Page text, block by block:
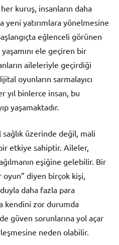
kuruş, insanların daha
yeni yatırımlara yönelmesine
eğlenceli görünen
ele geçiren bir
aileleriyle geçirdiği
oyunların sarmalayıcı
yıl binlerce insan, bu
yaşamaktadır.
üzerinde değil, mali
etkiye sahiptir. Aileler,
eşiğine gelebilir. Bir
oyun” diyen birçok kişi,
daha fazla para
kendini zor durumda
güven sorunlarına yol açar
neden olabilir.